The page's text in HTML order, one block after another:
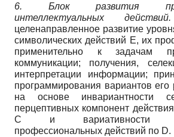
6. Блок развития
интеллектуальных действий.
целенаправленное развитие
символических действий Е, их
применительно к задачам
коммуникации; получения,
интерпретации информации;
программирования вариантов его
на основе инвариантности
перцептивных компонент
С и вариативности
профессиональных действий по D.